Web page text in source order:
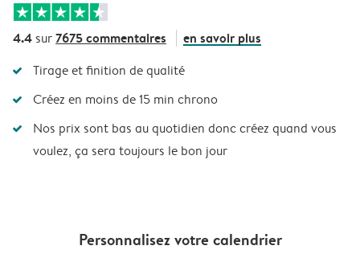
4.4 sur7675 commentaires en savoir plus
Tirage et finition de qualité
Créez en moins de 15 min chrono
Nos prix sont bas au quotidien donc créez quand vous
voulez, ça sera toujours le bon jour
Personnalisez votre calendrier